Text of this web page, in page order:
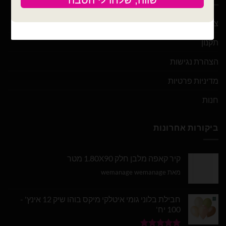
צור קשר
תקנון
הצהרת נגישות
מדיניות פרטיות
חנות
ביקורות אחרונות
קיר קאפה מלבן חלק 1.80X90 מטר
מאת wemanage wemanage
חבילת בלוני גומי איטלקי מיקס בוהו שיק 12 אינץ' -
100 יח'